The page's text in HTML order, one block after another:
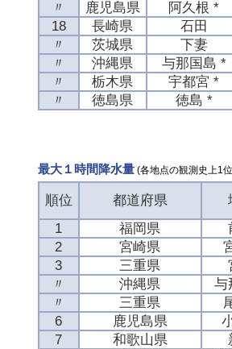
〃 鹿児島県 阿久根 *
18
長崎県 石田
〃
茨城県 下妻
〃
沖縄県 与那国島 *
〃
栃木県 宇都宮 *
〃
徳島県 徳島 *
最大１時間降水量(各地点の観測史上1
順位 都道府県
1
福岡県
2
宮崎県
3
三重県
〃
沖縄県 与
〃
三重県
6
鹿児島県
7
和歌山県